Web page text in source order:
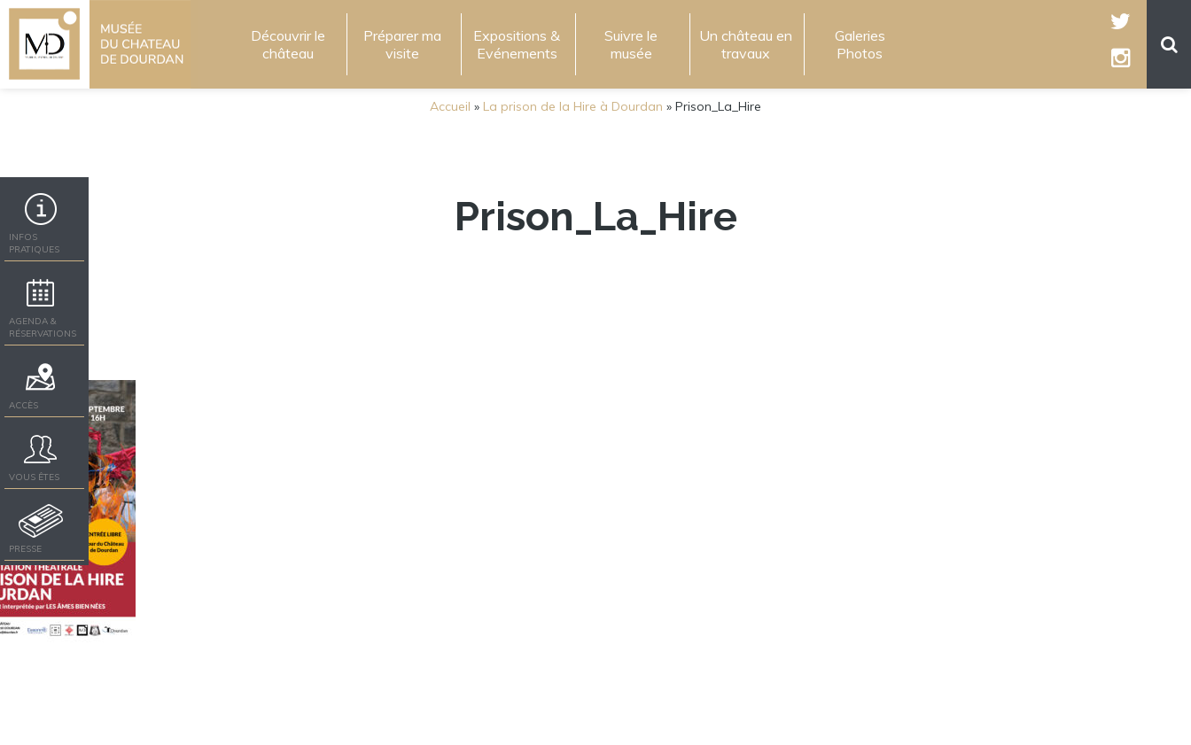
Découvrir le
château
Préparer ma
visite
Expositions &
Evénements
Suivre le
musée
Un château en
travaux
Galeries
Photos
INFOS
PRATIQUES
AGENDA &
RÉSERVATIONS
ACCÈS
VOUS ÊTES
PRESSE
Accueil » La prison de la Hire à Dourdan » Prison_La_Hire
Prison_La_Hire